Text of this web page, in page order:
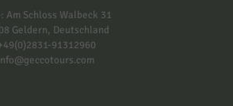
Am Schloss Walbeck 31
Geldern, Deutschland
91312960